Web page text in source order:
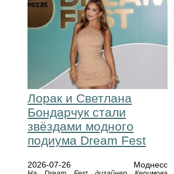
Лорак и Светлана
Бондарчук стали
звёздами модного
подиума Dream Fest
2026-07-26 Моднесс